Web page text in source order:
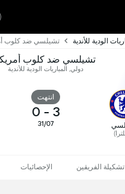
الودية للأندية تشيلسي ضد كلوب
تشيلسي ضد كلوب
دولي, المباريات الودية للأندية
انتهت
3
-
0
31/07
تشكيلة الفريقين الإحصائيات